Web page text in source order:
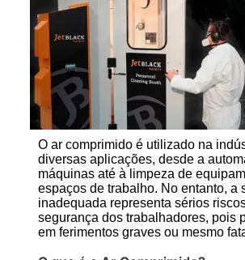
O ar comprimido é utilizado na
diversas aplicações, desde a
máquinas até à limpeza de
espaços de trabalho. No entanto, a
inadequada representa sérios
segurança dos trabalhadores, pois
em ferimentos graves ou mesmo